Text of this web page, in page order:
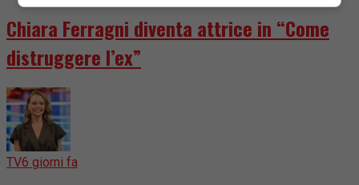
Chiara Ferragni diventa attrice in “Come
distruggere l’ex”
TV6 giorni fa